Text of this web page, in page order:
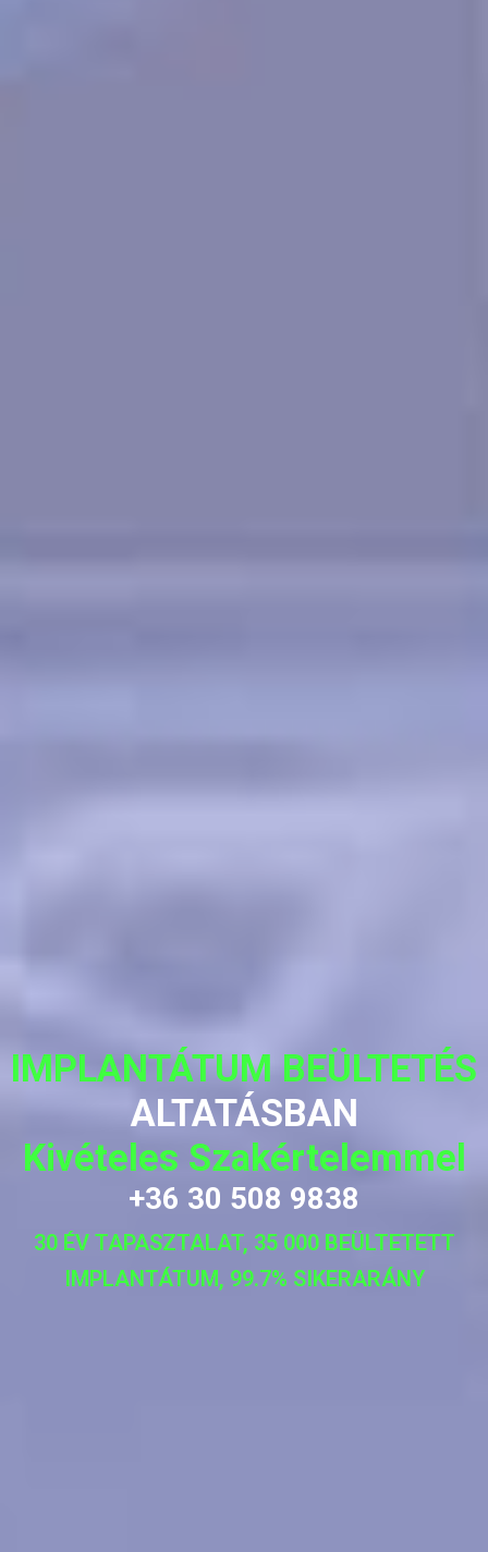
IMPLANTÁTUM BEÜLTETÉS
ALTATÁSBAN
Kivételes Szakértelemmel
+36 30 508 9838
30 ÉV TAPASZTALAT, 35 000 BEÜLTETETT
IMPLANTÁTUM, 99.7% SIKERARÁNY